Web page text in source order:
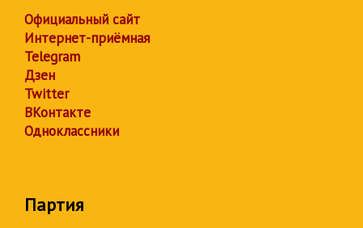
Официальный сайт
Интернет-приёмная
Telegram
Дзен
Twitter
ВКонтакте
Одноклассники
Партия